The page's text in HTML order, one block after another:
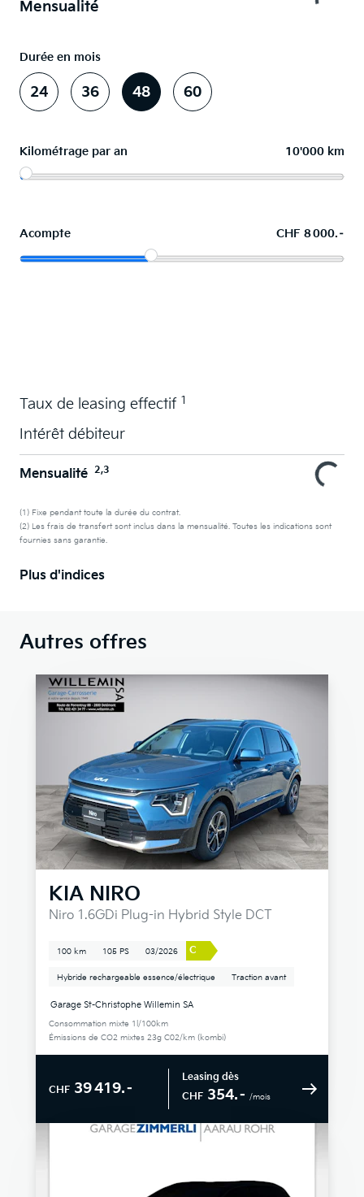
Mensualité
Durée en mois
24 36 48 60
Kilométrage par an 10'000 km
Acompte CHF 8 000.–
Taux de leasing effectif 1
Intérêt débiteur
Mensualité 2,3
(1) Fixe pendant toute la durée du contrat.
(2) Les frais de transfert sont inclus dans la mensualité. Toutes les indications sont
fournies sans garantie.
Plus d'indices
Autres offres
KIA NIRO
Niro 1.6GDi Plug-in Hybrid Style DCT
100 km 105 PS 03/2026 C
Hybride rechargeable essence/électrique Traction avant
Garage St-Christophe Willemin SA
Consommation mixte 1l/100km
Émissions de CO2 mixtes 23g C02/km (kombi)
CHF 39 419.–
Leasing dès
CHF 354.– /mois